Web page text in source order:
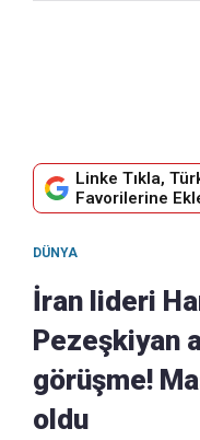
Linke Tıkla,
Favorilerine
DÜNYA
İran lideri
Pezeşkiyan
görüşme!
oldu